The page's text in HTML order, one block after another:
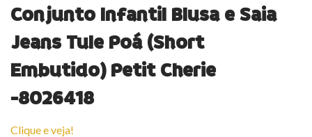
Conjunto Infantil Blusa e Saia
Jeans Tule Poá (Short
Embutido) Petit Cherie
-8026418
Clique e veja!